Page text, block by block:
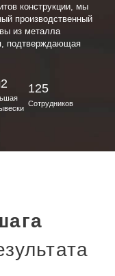
конструкции, мы
производственный
из металла
подтверждающая
125
Сотрудников